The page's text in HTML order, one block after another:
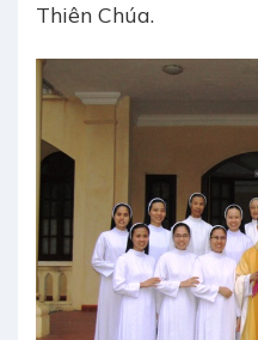
Thiên Chúa.